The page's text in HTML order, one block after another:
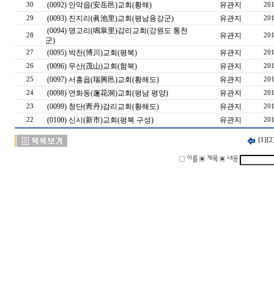
30
(0092) 안악읍(安岳邑)교회(황해) 유관지
29
(0093) 진지리(眞池里)교회(평남용강군) 유관지
28
(0094) 명고리(鳴皐里)감리교회(강원도 통천
군)
유관지
27 (0095) 박천(博川)교회(평북) 유관지
26
(0096) 무산(茂山)교회(함북) 유관지
25
(0097) 서흥읍(瑞興邑)교회(황해도) 유관지
24
(0098) 연화동(蓮花洞)교회(평남 평양) 유관지
23
(0099) 청단(靑丹)감리교회(황해도) 유관지
22
(0100) 신시(新市)교회(평북 구성) 유관지
[1]